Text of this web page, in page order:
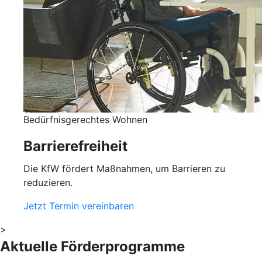
Bedürfnisgerechtes Wohnen
Barrierefreiheit
Die KfW fördert Maßnahmen, um Barrieren zu
reduzieren.
Jetzt Termin vereinbaren
>
Aktuelle Förderprogramme